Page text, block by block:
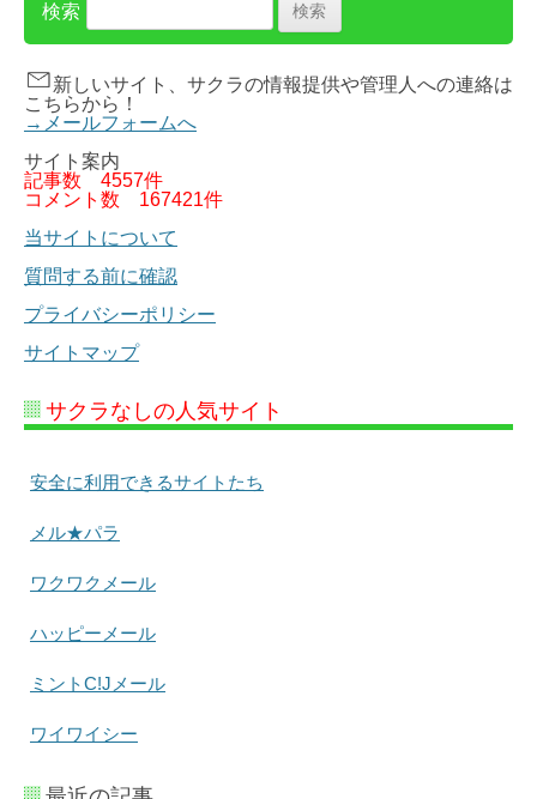
検索
新しいサイト、サクラの情報提供や管理人への連絡は
こちらから！
→メールフォームへ
サイト案内
記事数 4557件
コメント数 167421件
当サイトについて
質問する前に確認
プライバシーポリシー
サイトマップ
サクラなしの人気サイト
安全に利用できるサイトたち
メル★パラ
ワクワクメール
ハッピーメール
ミントC!Jメール
ワイワイシー